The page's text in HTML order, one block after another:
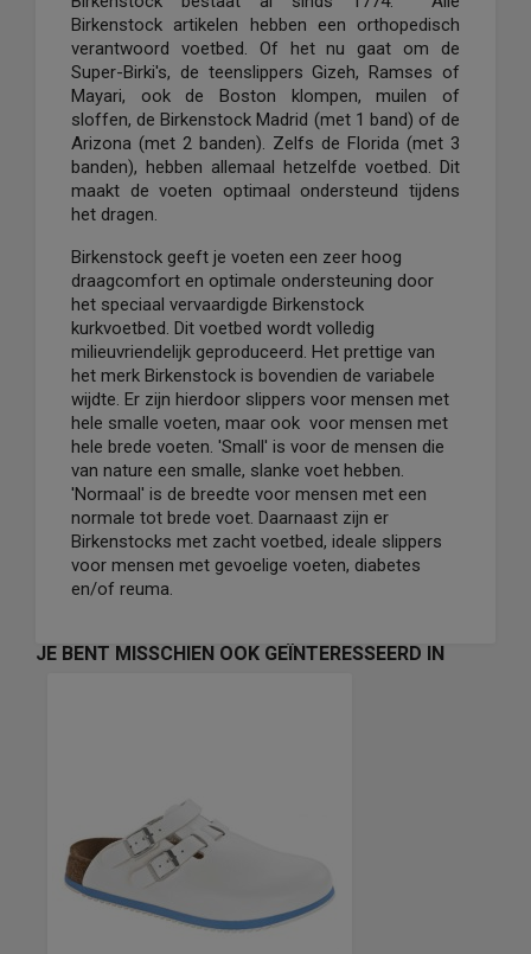
Birkenstock artikelen hebben een orthopedisch
verantwoord voetbed. Of het nu gaat om de
Super-Birki's, de teenslippers Gizeh, Ramses of
Mayari, ook de Boston klompen, muilen of
sloffen, de Birkenstock Madrid (met 1 band) of de
Arizona (met 2 banden). Zelfs de Florida (met 3
banden), hebben allemaal hetzelfde voetbed. Dit
maakt de voeten optimaal ondersteund tijdens
het dragen.
Birkenstock geeft je voeten een zeer hoog
draagcomfort en optimale ondersteuning door
het speciaal vervaardigde Birkenstock
kurkvoetbed. Dit voetbed wordt volledig
milieuvriendelijk geproduceerd. Het prettige van
het merk Birkenstock is bovendien de variabele
wijdte. Er zijn hierdoor slippers voor mensen met
hele smalle voeten, maar ook voor mensen met
hele brede voeten. 'Small' is voor de mensen die
van nature een smalle, slanke voet hebben.
'Normaal' is de breedte voor mensen met een
normale tot brede voet. Daarnaast zijn er
Birkenstocks met zacht voetbed, ideale slippers
voor mensen met gevoelige voeten, diabetes
en/of reuma.
JE BENT MISSCHIEN OOK GEÏNTERESSEERD IN